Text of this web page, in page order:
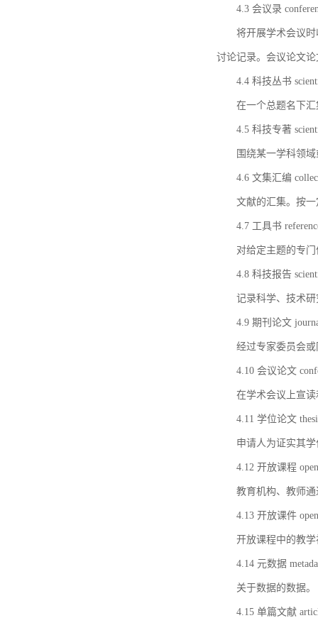
4.3 会议录
将开展学术会议
讨论记录。会议论文
4.4 科技丛书
在一个总题名下
4.5 科技专著
围绕某一学科领
4.6 文集汇编
文献的汇集。按
4.7 工具书
对给定主题的专
4.8 科技报告
记录科学、技术
4.9 期刊论文
经过专家委员会
4.10 会议论文
在学术会议上宣
4.11 学位论文
申请人为证实其
4.12 开放课程
教育机构、教师
4.13 开放课件
开放课程中的教
4.14 元数据
关于数据的数据。
4.15 单篇文献